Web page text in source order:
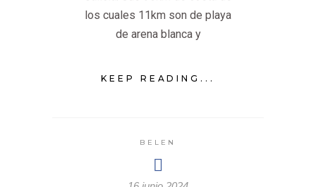
los cuales 11km son de playa
de arena blanca y
KEEP READING...
BELEN